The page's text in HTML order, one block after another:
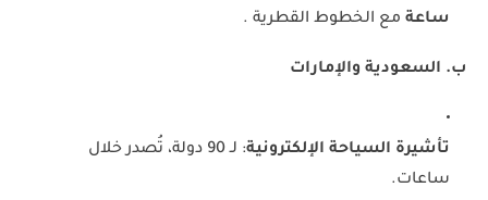
ساعة مع الخطوط القطرية .
ب. السعودية والإمارات
تأشيرة السياحة الإلكترونية
: لـ 90 دولة، تُصدر خلال
ساعات.